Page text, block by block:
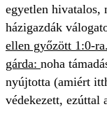
egyetlen hivatalos,
házigazdák
ellen győzött 1:0-
gárda: noha
nyújtotta (amiért
védekezett, ezúttal